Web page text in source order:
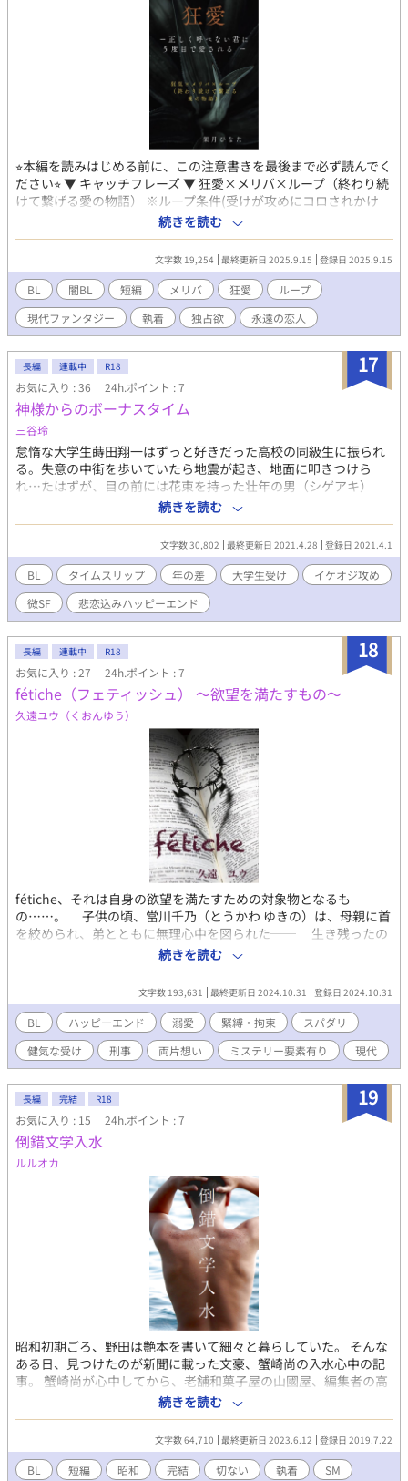
⭐︎本編を読みはじめる前に、この注意書きを最後まで必ず読んでく
ださい⭐︎ ▼ キャッチフレーズ ▼ 狂愛×メリバ×ループ（終わり続
けて繋げる愛の物語） ※ループ条件(受けが攻めにコロされかけ
る) ※死ネタじゃない。個人的にはハピエンだと思っているけど、
人によっては微妙？バドエンかもなのでメリバにしてる。 ※闇
BL。シリアス。ある意味では病みBL。見ようによっては切ない。
※お互い愛しすぎておかしくなってる人たちしかいない。 ※実際
の浮気は無いけどお互い勘違いしている描写あり。 ※当作品はフ
ィクションであり、現代ファンタジーです。実在の人物・出来
事・名称・年号を含め一切関係ございません。全てが空想上の創
作物であり、行為においても増長促進させるものでもございませ
んので予めご理解くださいませ。ファンタジーです！苦手な人は
無理して読まずに回れ右してくださいね！！！ 【あらすじ】 4年
付き合っている彼氏である優斗に浮気を疑われた昴は〝永遠の恋
人〟と呼ばれた事件になぞらえて、情事中に繋がったまま無理心
中されそうになってしまう。 未遂に済んだものの、何故か昴は大
学生時代の8年前まで時を遡っていた。 何度も繰り返されるルー
プの先にあったのは、禁忌に触れる真実と、背徳に染まった狂愛
だった。
続きを読む
文字数 19,254 最終更新日 2025.9.15 登録日 2025.9.15
BL 闇BL 短編 メリバ 狂愛
ループ
現代ファンタジー
執着 独占欲 永遠の恋人
17
長編 連載中 R18
お気に入り : 36 24h.ポイント : 7
神様からのボーナスタイム
三谷玲
怠惰な大学生蒔田翔一はずっと好きだった高校の同級生に振られ
る。失意の中街を歩いていたら地震が起き、地面に叩きつけら
れ…たはずが、目の前には花束を持った壮年の男（シゲアキ）
が。シゲアキに保護されたそこは、40年後の未来だった！ 傷心中
の大学生がタイムスリップした未来で20才年上の男に保護され絆
されボーナスタイムのような日々を過ごしながら自分を見つめ直
して恋人をまるごと幸せにする話です ※この話は2011年3月11日
東日本大震災の描写があります
続きを読む
文字数 30,802 最終更新日 2021.4.28 登録日 2021.4.1
BL タイムスリップ 年の差 大学生受け
イケオジ攻め
微SF
悲恋込みハッピーエンド
18
長編 連載中 R18
お気に入り : 27 24h.ポイント : 7
fétiche（フェティッシュ） 〜欲望を満たすもの〜
久遠ユウ（くおんゆう）
fétiche、それは自身の欲望を満たすための対象物となるも
の……。 子供の頃、當川千乃（とうかわ ゆきの）は、母親に首
を絞められ、弟とともに無理心中を図られた── 生き残ったの
は千乃だけ。 以来、自分だけが生きていることが罪であるかの
ように、周囲の不幸も「自分のせい」と背負い込むようになっ
た。 大学生になった千乃は、緊縛フェティシズムをテーマにし
た店「縷紅草（るこうそう）」でアルバイトをしていた。 店主
の嶺澤八束（みねさわ やつか）は元救命医で、過去に千乃の命を
救った恩人でもあった。 そんなある日、横浜で発生した猟奇的
な事件の捜査で、店に刑事が訪れる。 その刑事は、片思いの相
手・親友の兄であり、捜査一課長でもある藤永真希人（ふじなが
まきと）だった。 事件をきっかけに再会したふたりは、少しず
つ距離を縮めていく。 だが、事件の犯人の手は千乃自身にも忍
び寄り── 息を潜めるように生きてきた千乃の「命」と「恋」
は、果たして報われるのか。 そして、事件の真相と恋は──。
傷を抱えた青年と、冷徹なスパダリ刑事が織りなす、救済ミス
続きを読む
文字数 193,631 最終更新日 2024.10.31 登録日 2024.10.31
BL ハッピーエンド 溺愛 緊縛・拘束
スパダリ
健気な受け
刑事 両片想い ミステリー要素有り 現代
19
長編 完結 R18
お気に入り : 15 24h.ポイント : 7
倒錯文学入水
ルルオカ
昭和初期ごろ、野田は艶本を書いて細々と暮らしていた。 そんな
ある日、見つけたのが新聞に載った文豪、蟹崎尚の入水心中の記
事。 蟹崎尚が心中してから、老舗和菓子屋の山國屋、編集者の高
井が、野田の元によく通うようになって三つ巴の痴情のもつれ
が・・・。 山國屋×野田、編集者×野田の時代がかったBL短編。
雰囲気がSM的です。R18。 「倒錯手紙墜落」は山國屋と高井それ
ぞれ視点になります。 おまけの「倒錯初恋緊縛」「倒錯嫉妬仕
置」を追加しました。
続きを読む
文字数 64,710 最終更新日 2023.6.12 登録日 2019.7.22
BL 短編 昭和 完結 切ない 執着
SM